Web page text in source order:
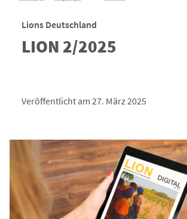
Lions Deutschland
LION 2/2025
Veröffentlicht am 27. März 2025